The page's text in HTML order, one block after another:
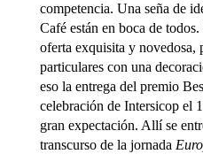
competencia. Una seña de
Café están en boca de
oferta exquisita y novedosa,
particulares con una
eso la entrega del premio
celebración de Intersicop el
gran expectación. Allí se
transcurso de la jornada